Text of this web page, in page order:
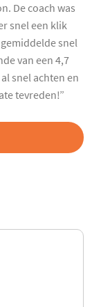
De coach was
snel een klik
snel
van een 4,7
snel achten en
tevreden!”